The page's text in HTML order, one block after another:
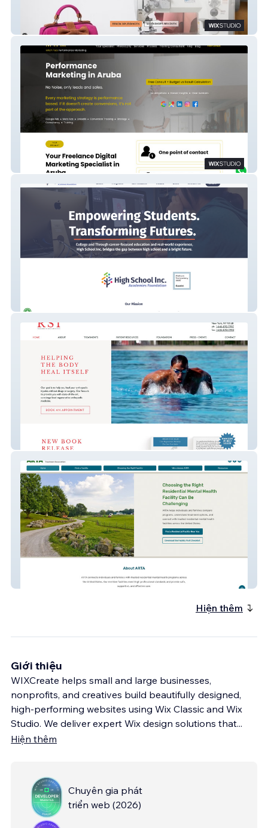
cursustassenmaken.nl
MP | PM
RSI+
Hiện thêm
Giới thiệu
WIXCreate helps small and large businesses,
nonprofits, and creatives build beautifully designed,
high-performing websites using Wix Classic and Wix
Studio. We deliver expert Wix design solutions that...
Hiện thêm
Chuyên gia phát
triển web (2026)